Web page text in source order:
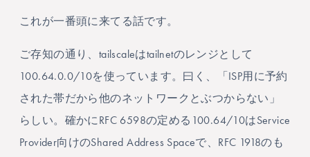
これが一番頭に来てる話です。
ご存知の通り、tailscaleはtailnetのレンジとして
100.64.0.0/10を使っています。曰く、「ISP用に予約
された帯だから他のネットワークとぶつからない」
らしい。確かにRFC 6598の定める100.64/10はService
Provider向けのShared Address Spaceで、RFC 1918のも